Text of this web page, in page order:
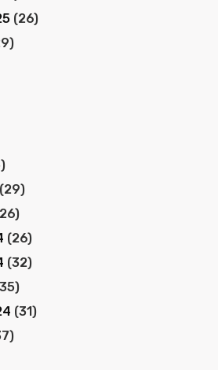
(26)
(29)
(26)
(32)
(31)